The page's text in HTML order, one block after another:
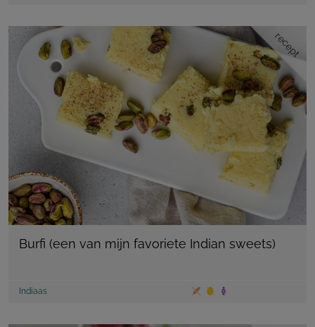
recept
Burfi (een van mijn favoriete Indian sweets)
Indiaas